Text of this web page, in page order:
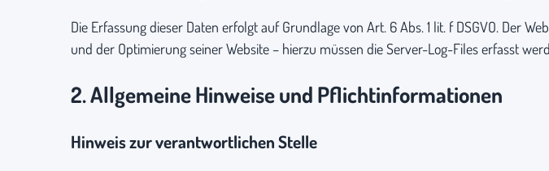
Die Erfassung dieser Daten erfolgt auf Grundlage von Art. 6 Abs. 1 lit. f DSGVO. Der
und der Optimierung seiner Website – hierzu müssen die Server-Log-Files erfasst
2. Allgemeine Hinweise und Pflicht­informationen
Hinweis zur verantwortlichen Stelle